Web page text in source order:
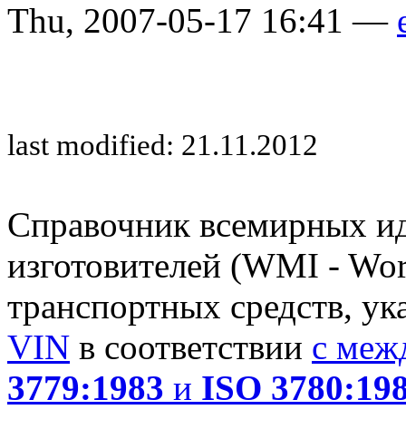
Thu, 2007-05-17 16:41 —
last modified: 21.11.2012
Справочник всемирных
изготовителей (WMI -
транспортных средств,
VIN в соответствии с
3779:1983 и ISO